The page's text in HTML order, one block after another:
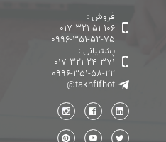
فروش :
017-321-51-106
0996-351-52-75
پشتیبانی :
017-321-24-371
0996-351-58-22
@takhfifhot